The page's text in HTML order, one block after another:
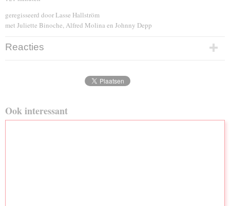
geregisseerd door Lasse Hallström
met Juliette Binoche, Alfred Molina en Johnny Depp
Reacties
Ook interessant